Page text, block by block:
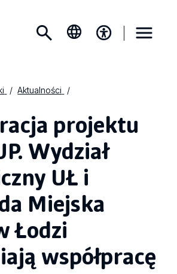
Aktualności
projektu
Wydział
UŁ i
Miejska
Łodzi
współpracę